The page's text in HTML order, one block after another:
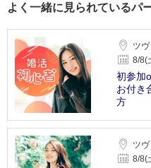
よく一緒に見られているパ
ツ
8/8(
初参加
お付き
方
ツ
8/8(